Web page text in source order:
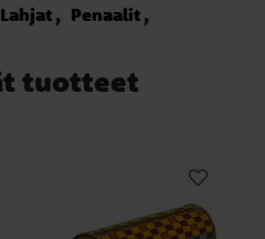
Penaalit
tuotteet